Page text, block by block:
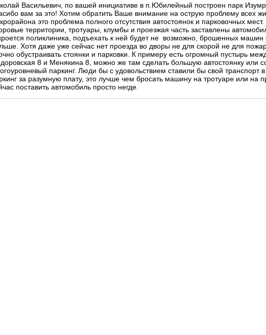
Васильевич, по вашей инициативе в п.Юбилейный построен парк
вам за это! Хотим обратить Ваше внимание на острую проблему всех
это проблема полного отсутствия автостоянок и парковочных
территории, тротуары, клумбы и проезжая часть заставлены
поликлиника, подъехать к ней будет не возможно, брошенных машин
Хотя даже уже сейчас нет проезда во дворы не для скорой не для
обустраивать стоянки и парковки. К примеру есть огромный пустырь
8 и Менякина 8, можно же там сделать большую автостоянку или
паркинг. Люди бы с удовольствием ставили бы свой транспорт
за разумную плату, это лучше чем бросать машину на тротуаре или на
поставить автомобиль просто негде.